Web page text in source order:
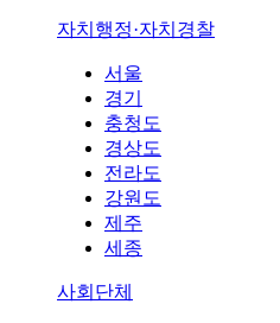
자치행정·자치경찰
서울
경기
충청도
경상도
전라도
강원도
제주
세종
사회단체